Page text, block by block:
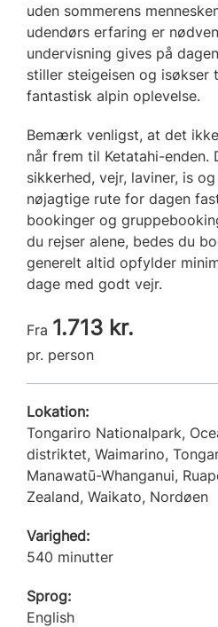
uden sommerens
udendørs erfaring er
undervisning gives på
stiller steigeisen og isøkser
fantastisk alpin oplevelse.
Bemærk venligst, at det
når frem til Ketatahi-enden.
sikkerhed, vejr, laviner, is
nøjagtige rute for dagen
bookinger og
du rejser alene, bedes du
generelt altid opfylder
dage med godt vejr.
Fra 1.713 kr.
pr. person
Lokation:
Tongariro Nationalpark,
distriktet, Waimarino,
Manawatū-Whanganui,
Zealand, Waikato, Nordøen
Varighed:
540 minutter
Sprog:
English